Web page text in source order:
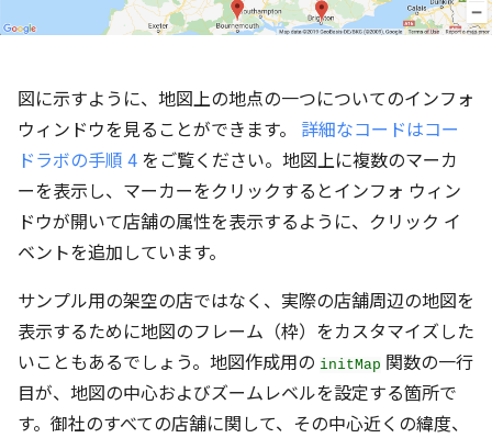
図に示すように、地図上の地点の一つについてのインフォ
ウィンドウを見ることができます。 詳細なコードはコー
ドラボの手順 4 をご覧ください。地図上に複数のマーカ
ーを表示し、マーカーをクリックするとインフォ ウィン
ドウが開いて店舗の属性を表示するように、クリック イ
ベントを追加しています。
サンプル用の架空の店ではなく、実際の店舗周辺の地図を
表示するために地図のフレーム（枠）をカスタマイズした
いこともあるでしょう。地図作成用の initMap 関数の一行
目が、地図の中心およびズームレベルを設定する箇所で
す。御社のすべての店舗に関して、その中心近くの緯度、